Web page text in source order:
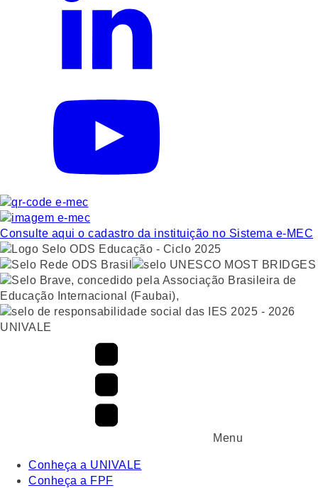
Consulte aqui o cadastro da instituição no Sistema e-MEC
UNIVALE
Menu
Conheça a UNIVALE
Conheça a FPF